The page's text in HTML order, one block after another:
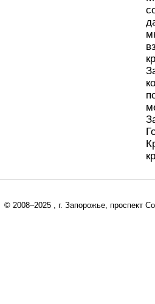
© 2008–2025 , г. Запорожье, проспект